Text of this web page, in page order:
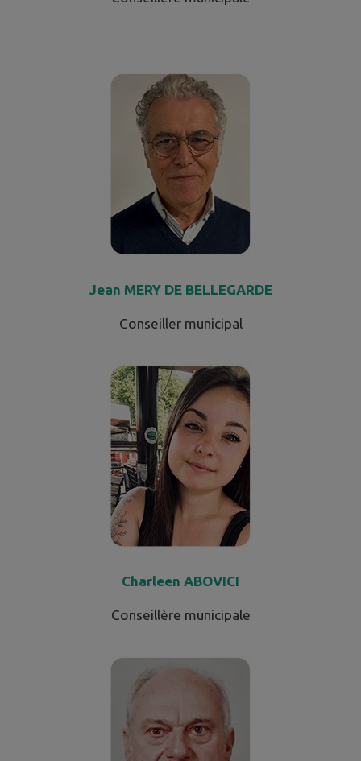
Jean MERY DE BELLEGARDE
Conseiller municipal
Charleen ABOVICI
Conseillère municipale